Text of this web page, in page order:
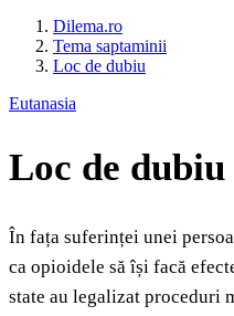
Dilema.ro
Tema saptaminii
Loc de dubiu
Eutanasia
Loc de dubiu
În fața suferinței unei
ca opioidele să își facă
state au legalizat proceduri